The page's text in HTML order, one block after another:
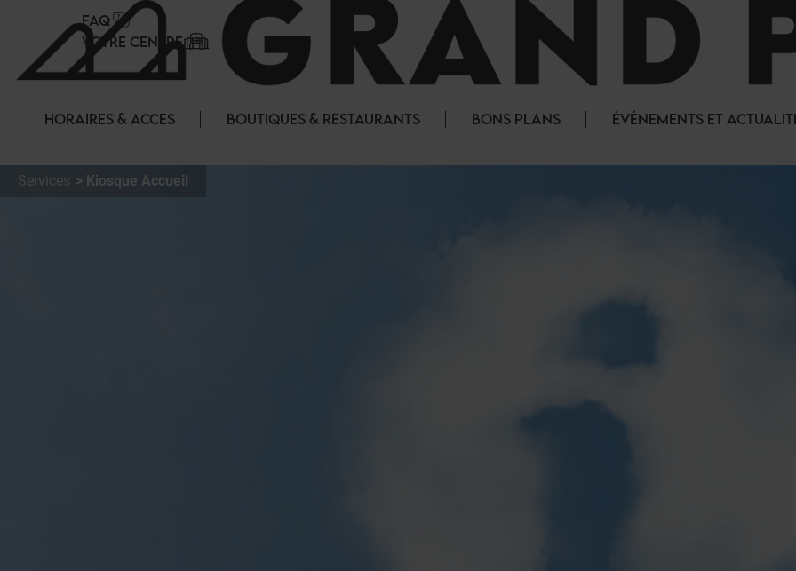
FAQ
VOTRE CENTRE
HORAIRES & ACCES BOUTIQUES & RESTAURANTS BONS PLANS ÉVÉNEMENTS ET
Services Kiosque Accueil
Panneau de gestion des cookies